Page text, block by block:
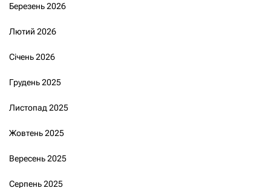
Березень 2026
Лютий 2026
Січень 2026
Грудень 2025
Листопад 2025
Жовтень 2025
Вересень 2025
Серпень 2025